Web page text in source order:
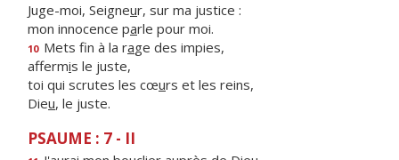
Juge-moi, Seigneur, sur ma justice :
mon innocence parle pour moi.
10 Mets fin à la rage des impies,
affermis le juste,
toi qui scrutes les cœurs et les reins,
Dieu, le juste.
PSAUME : 7 - II